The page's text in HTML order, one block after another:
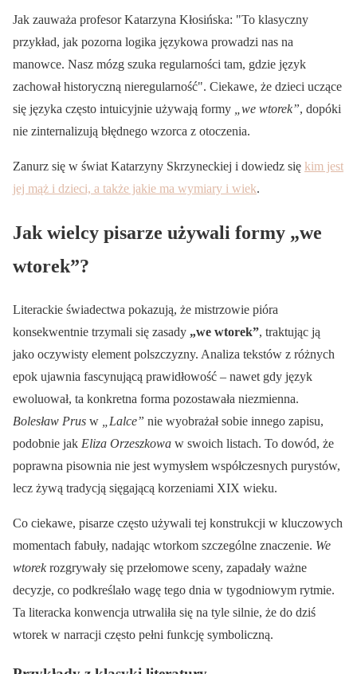
Jak zauważa profesor Katarzyna Kłosińska:
To klasyczny
przykład, jak pozorna logika językowa prowadzi nas na
manowce. Nasz mózg szuka regularności tam, gdzie język
zachował historyczną nieregularność . Ciekawe, że dzieci uczące
się języka często intuicyjnie używają formy
„we wtorek”, dopóki
nie zinternalizują błędnego wzorca z otoczenia.
Zanurz się w świat Katarzyny Skrzyneckiej i dowiedz się kim jest
jej mąż i dzieci, a także jakie ma wymiary i wiek.
Jak wielcy pisarze używali formy „we
wtorek”?
Literackie świadectwa pokazują, że mistrzowie pióra
konsekwentnie trzymali się zasady „we wtorek”, traktując ją
jako oczywisty element polszczyzny. Analiza tekstów z różnych
epok ujawnia fascynującą prawidłowość – nawet gdy język
ewoluował, ta konkretna forma pozostawała niezmienna.
Bolesław Prus w „Lalce” nie wyobrażał sobie innego zapisu,
podobnie jak Eliza Orzeszkowa w swoich listach. To dowód, że
poprawna pisownia nie jest wymysłem współczesnych purystów,
lecz żywą tradycją sięgającą korzeniami XIX wieku.
Co ciekawe, pisarze często używali tej konstrukcji w kluczowych
momentach fabuły, nadając wtorkom szczególne znaczenie. We
wtorekrozgrywały się przełomowe sceny, zapadały ważne
decyzje, co podkreślało wagę tego dnia w tygodniowym rytmie.
Ta literacka konwencja utrwaliła się na tyle silnie, że do dziś
wtorek w narracji często pełni funkcję symboliczną.